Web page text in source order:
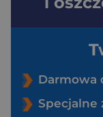
Darmowa
Specjalne